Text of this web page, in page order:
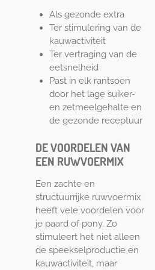
Als gezonde extra
Ter stimulering van de
kauwactiviteit
Ter vertraging van de
eetsnelheid
Past in elk rantsoen
door het lage suiker-
en zetmeelgehalte en
de gezonde receptuur
DE VOORDELEN VAN
EEN RUWVOERMIX
Een zachte en
structuurrijke ruwvoermix
heeft vele voordelen voor
je paard of pony. Zo
stimuleert het niet alleen
de speekselproductie en
kauwactiviteit, maar